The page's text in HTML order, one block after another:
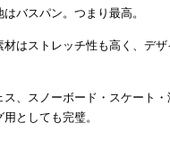
バスパン。つまり最高。
はストレッチ性も高く、デ
、スノーボード・スケート
としても完璧。